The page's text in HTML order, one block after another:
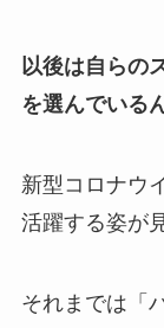
以後は自らの
を選んでいる
新型コロナウ
活躍する姿が
それまでは「